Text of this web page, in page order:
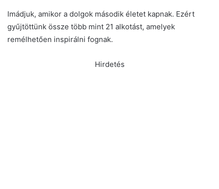
Imádjuk, amikor a dolgok második életet kapnak. Ezért
gyűjtöttünk össze több mint 21 alkotást, amelyek
remélhetően inspirálni fognak.
Hirdetés